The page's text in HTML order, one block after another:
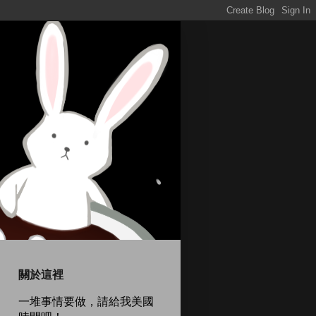
關於這裡
一堆事情要做，請給我美國